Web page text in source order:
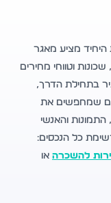
מציע מאגר
וטווחי מחירים
בתחילת הדרך,
שמחפשים את
והאנשי
כל הנכסים:
להשכרה או